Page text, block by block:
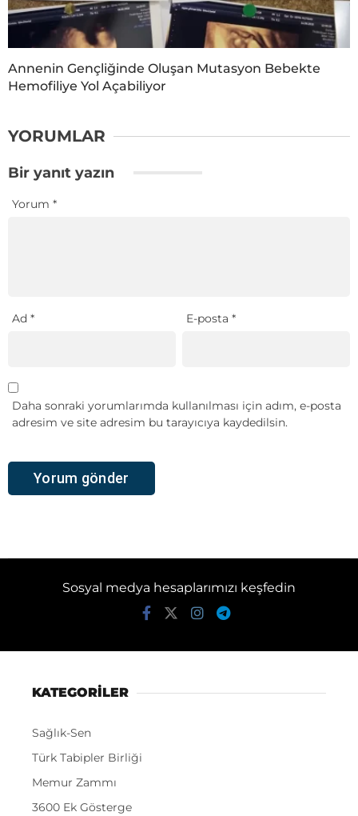
Annenin Gençliğinde Oluşan Mutasyon Bebekte
Hemofiliye Yol Açabiliyor
YORUMLAR
Bir yanıt yazın
Yorum *
Ad * E-posta*
Daha sonraki yorumlarımda kullanılması için adım, e-posta
adresim ve site adresim bu tarayıcıya kaydedilsin.
Sosyal medya hesaplarımızı keşfedin
KATEGORİLER
Sağlık-Sen
Türk Tabipler Birliği
Memur Zammı
3600 Ek Gösterge